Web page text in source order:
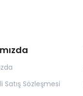
Satış Sözleşmesi